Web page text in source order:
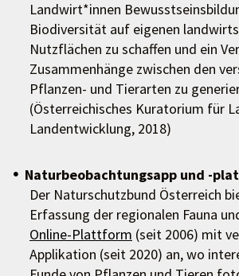
Landwirt*innen
Biodiversität auf eigenen
Nutzflächen zu schaffen und ein
Zusammenhänge zwischen den
Pflanzen- und Tierarten zu
(Österreichisches Kuratorium für
Landentwicklung, 2018)
Naturbeobachtungsapp und -
Der Naturschutzbund Österreich
Erfassung der regionalen Fauna
Online-Plattform (seit 2006) mit
Applikation (seit 2020) an, wo